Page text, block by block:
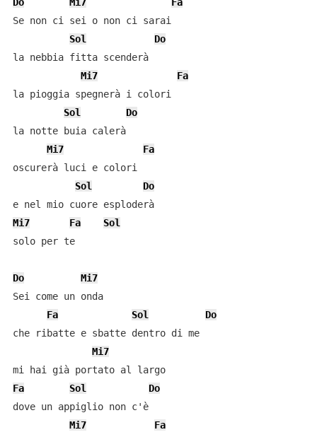
Se non ci sei o non ci sarai
Sol
Do
la nebbia fitta scenderà
Mi7
Fa
la pioggia spegnerà i colori
Sol
Do
la notte buia calerà
Mi7
Fa
oscurerà luci e colori
Sol
Do
e nel mio cuore esploderà
Mi7
Fa
Sol
solo per te
Do
Mi7
Sei come un onda
Fa
Sol
Do
che ribatte e sbatte dentro di me
Mi7
mi hai già portato al largo
Fa
Sol
Do
dove un appiglio non c'è
Mi7
Fa